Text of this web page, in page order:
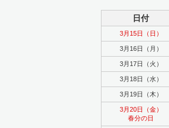
日付
3月15日（日）
3月16日（月）
3月17日（火）
3月18日（水）
3月19日（木）
3月20日（金）
春分の日